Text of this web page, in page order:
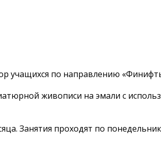
учащихся по направлению
живописи на эмали с
Занятия проходят по